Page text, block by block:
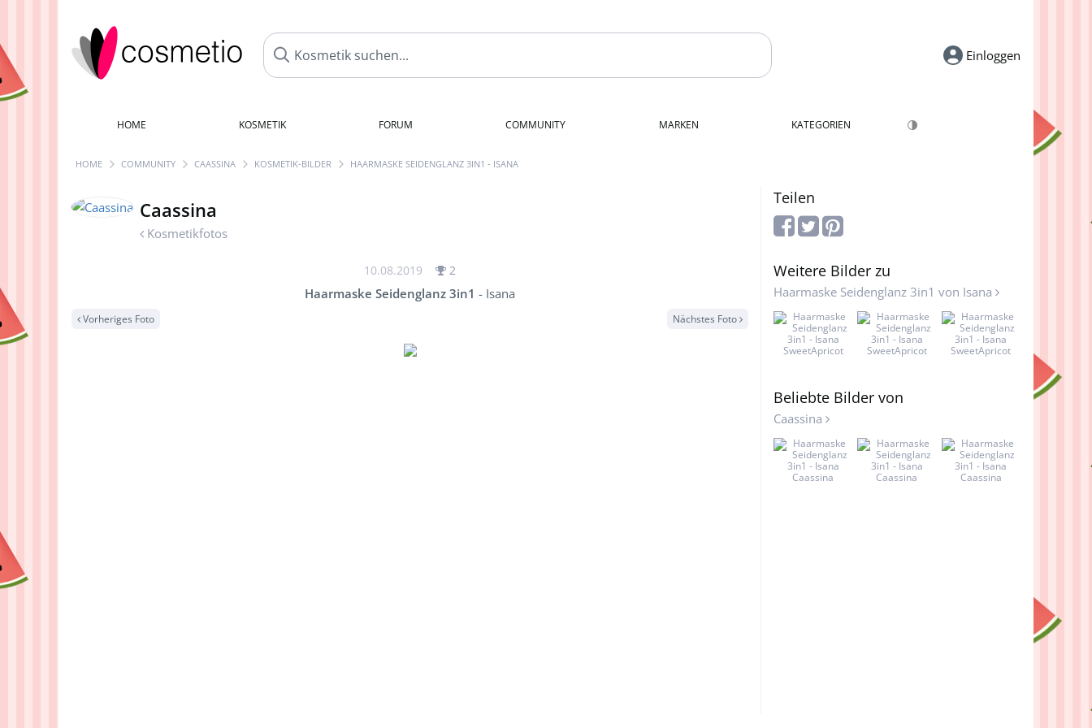
Einloggen
HOME KOSMETIK FORUM COMMUNITY MARKEN KATEGORIEN
HOME COMMUNITY CAASSINA KOSMETIK-BILDER HAARMASKE SEIDENGLANZ 3IN1 - ISANA
Caassina
Kosmetikfotos
10.08.2019 2
Haarmaske Seidenglanz 3in1 - Isana
Vorheriges Foto Nächstes Foto
Teilen
Weitere Bilder zu
Haarmaske Seidenglanz 3in1 von Isana
SweetApricot SweetApricot SweetApricot
Beliebte Bilder von
Caassina
Caassina Caassina Caassina